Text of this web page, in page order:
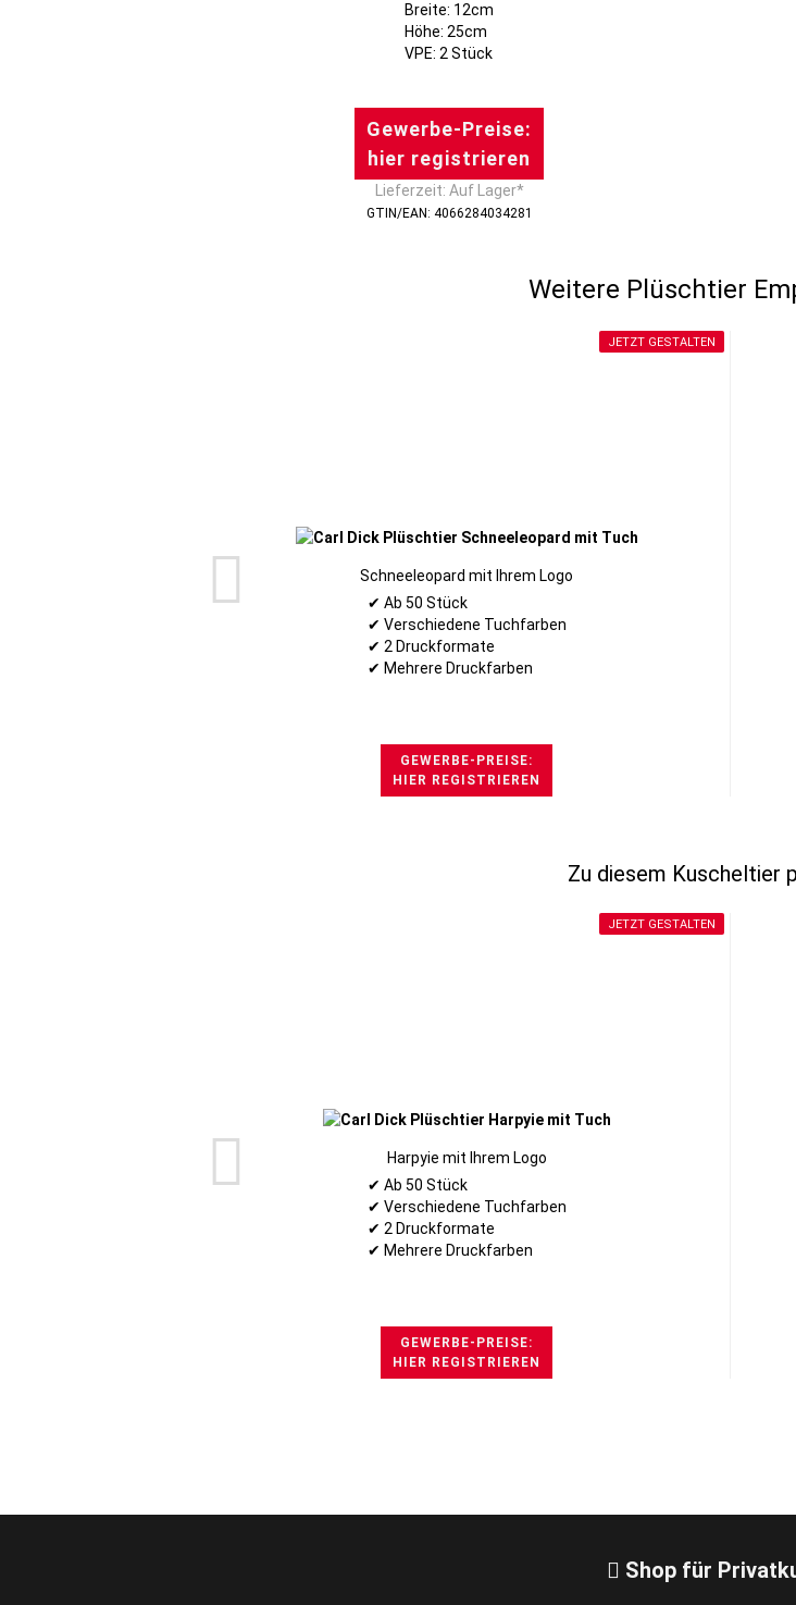
Breite: 12cm
Höhe: 25cm
Gewerbe-Preise:
hier registrieren
Lieferzeit: Auf Lager*
GTIN/EAN: 4066284034281
Weitere Plüschtier
JETZT GESTALTEN
Schneeleopard mit Ihrem Logo
✔ Ab 50 Stück
✔ Verschiedene Tuchfarben
✔ 2 Druckformate
✔ Mehrere Druckfarben
GEWERBE-PREISE:
HIER REGISTRIEREN
Zu diesem Kuscheltier
JETZT GESTALTEN
Harpyie mit Ihrem Logo
✔ Ab 50 Stück
✔ Verschiedene Tuchfarben
✔ 2 Druckformate
✔ Mehrere Druckfarben
GEWERBE-PREISE:
HIER REGISTRIEREN
Shop für